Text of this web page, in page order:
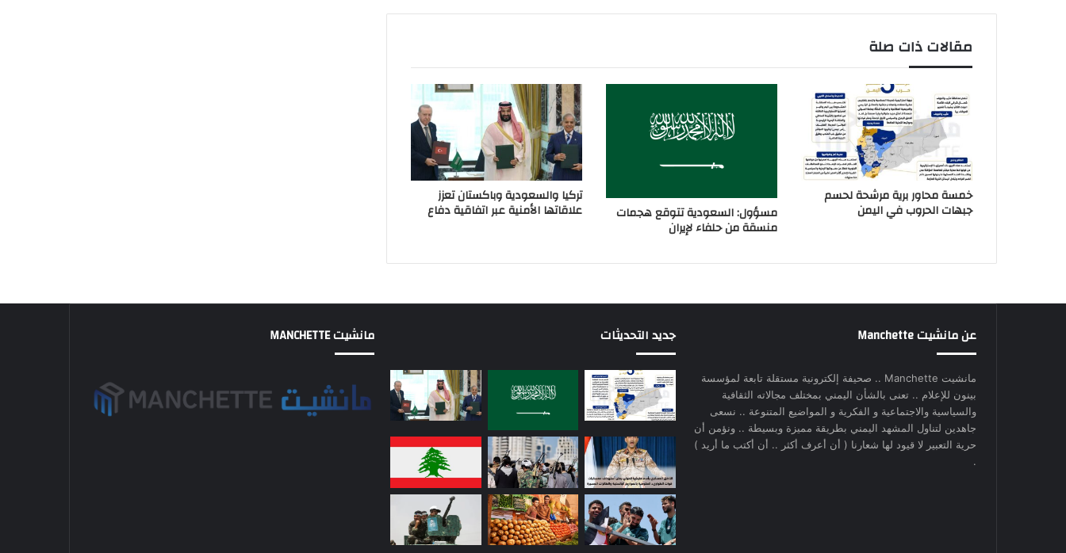
مقالات ذات صلة
خمسة محاور برية مرشحة لحسم
جبهات الحروب في اليمن مسؤول: السعودية تتوقع هجمات
منسقة من حلفاء لإيران
تركيا والسعودية وباكستان تعزز
علاقاتها الأمنية عبر اتفاقية دفاع
عن مانشيت Manchette
مانشيت Manchette .. صحيفة إلكترونية مستقلة تابعة لمؤسسة
بينون للإعلام .. تعنى بالشأن اليمني بمختلف مجالاته الثقافية
والسياسية والاجتماعية و الفكرية و المواضيع المتنوعة .. نسعى
جاهدين لتناول المشهد اليمني بطريقة مميزة وبسيطة .. ونؤمن أن
حرية التعبير لا قيود لها شعارنا ( أن أعرف أكثر .. أن أكتب ما أريد )
.
جديد التحديثات مانشيت MANCHETTE